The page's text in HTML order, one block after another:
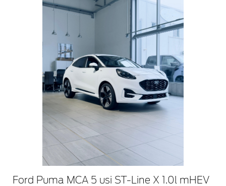
Ford Puma MCA 5 usi ST-Line X 1.0l mHEV